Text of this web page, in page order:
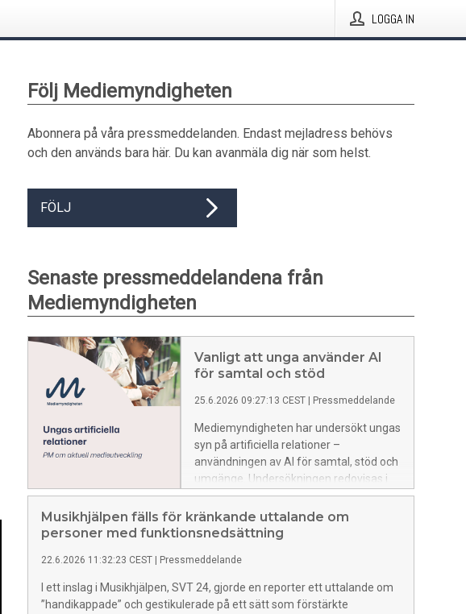
LOGGA IN
Följ Mediemyndigheten
Abonnera på våra pressmeddelanden. Endast mejladress behövs
och den används bara här. Du kan avanmäla dig när som helst.
FÖLJ
Senaste pressmeddelandena från
Mediemyndigheten
Vanligt att unga använder AI
för samtal och stöd
25.6.2026 09:27:13 CEST Pressmeddelande
Mediemyndigheten har undersökt ungas
syn på artificiella relationer –
användningen av AI för samtal, stöd och
umgänge. Undersökningen redovisas i
Mediemyndighetens PM Ungas
artificiella relationer och visar att en stor
del av unga i Sverige använder AI som
Musikhjälpen fälls för kränkande uttalande om
personer med funktionsnedsättning
22.6.2026 11:32:23 CEST Pressmeddelande
I ett inslag i Musikhjälpen, SVT 24, gjorde en reporter ett uttalande om
”handikappade” och gestikulerade på ett sätt som förstärkte